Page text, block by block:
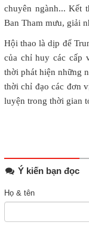
chuyên ngành... Kết
Ban Tham mưu, giải
Hội thao là dịp để
của chỉ huy các cấp
thời phát hiện những
thời chỉ đạo các đơn
luyện trong thời gian
Ý kiến bạn đọc
Họ & tên